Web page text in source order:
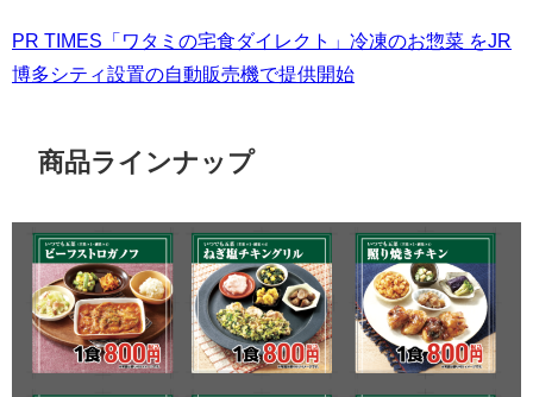
PR TIMES「ワタミの宅食ダイレクト」冷凍のお惣菜 をJR
博多シティ設置の自動販売機で提供開始
商品ラインナップ